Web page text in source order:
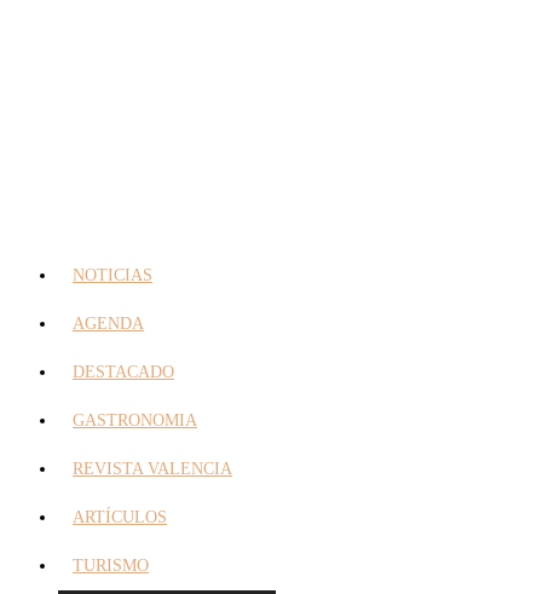
NOTICIAS
AGENDA
DESTACADO
GASTRONOMIA
REVISTA VALENCIA
ARTÍCULOS
TURISMO